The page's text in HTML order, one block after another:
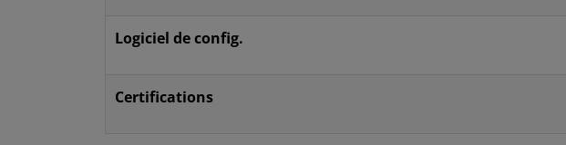
Logiciel de config.
Certifications